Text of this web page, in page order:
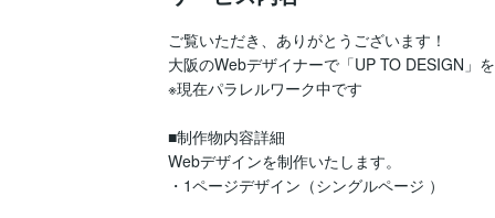
ご覧いただき、ありがとうございます！
大阪のWebデザイナーで「UP TO DESIGN」
※現在パラレルワーク中です
■制作物内容詳細
Webデザインを制作いたします。
・1ページデザイン（シングルページ ）